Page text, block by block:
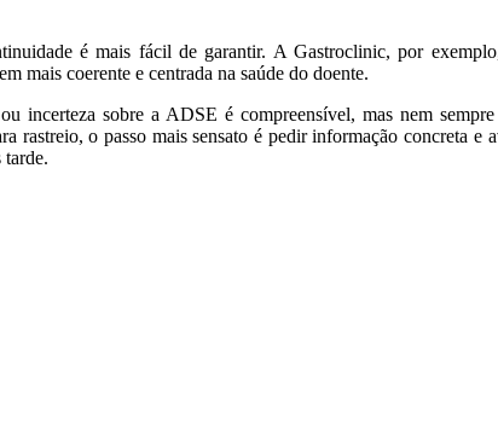
é mais fácil de garantir. A Gastroclinic, por
mais coerente e centrada na saúde do doente.
incerteza sobre a ADSE é compreensível, mas nem
rastreio, o passo mais sensato é pedir informação concreta e
tarde.